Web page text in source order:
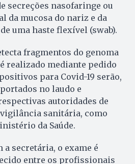
secreções nasofaringe ou
da mucosa do nariz e da
uma haste flexível (swab).
fragmentos do genoma
realizado mediante pedido
para Covid-19 serão,
no laudo e
autoridades de
vigilância sanitária, como
da Saúde.
a secretária, o exame é
entre os profissionais